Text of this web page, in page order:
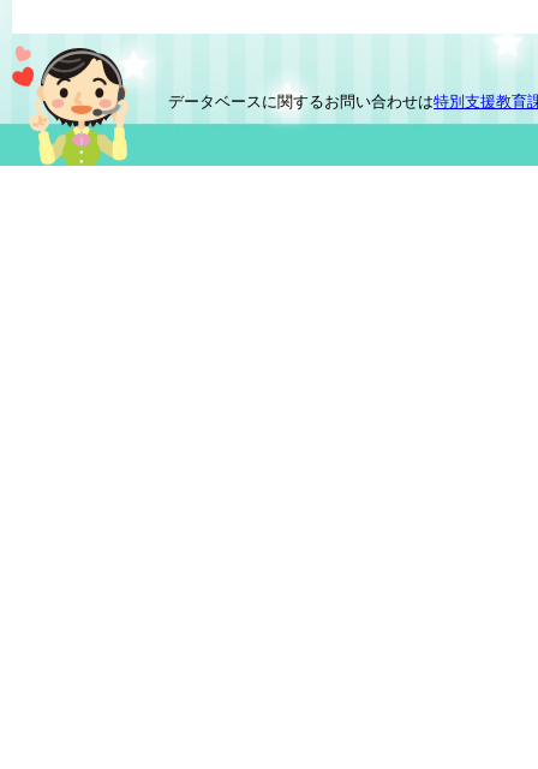
データベースに関するお問い合わせは特別支援教育